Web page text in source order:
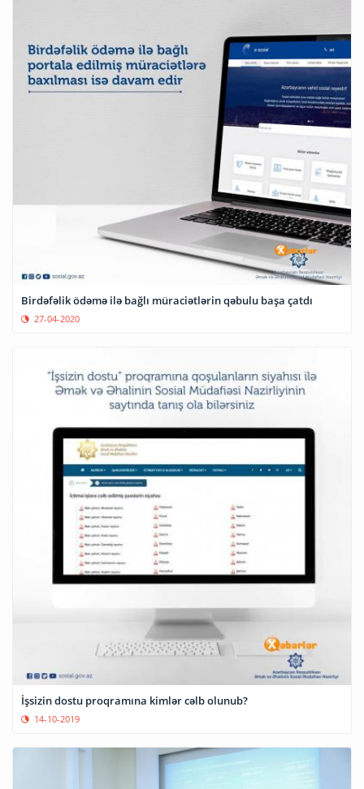
Birdəfəlik ödəmə ilə bağlı müraciətlərin qəbulu başa çatdı
27-04-2020
İşsizin dostu proqramına kimlər cəlb olunub?
14-10-2019